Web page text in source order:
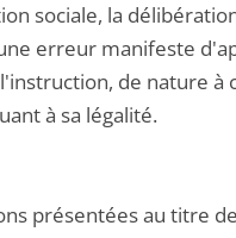
sociale, la
erreur manifeste
de nature à
à sa légalité.
présentées au titre